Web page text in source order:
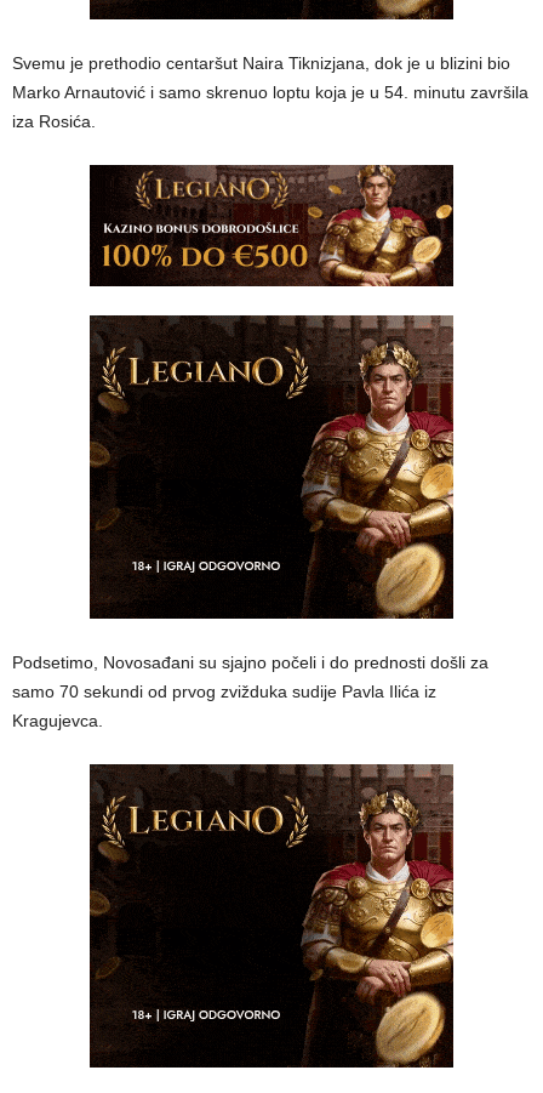
Svemu je prethodio centaršut Naira Tiknizjana, dok je u blizini bio
Marko Arnautović i samo skrenuo loptu koja je u 54. minutu završila
iza Rosića.
Podsetimo, Novosađani su sjajno počeli i do prednosti došli za
samo 70 sekundi od prvog zvižduka sudije Pavla Ilića iz
Kragujevca.